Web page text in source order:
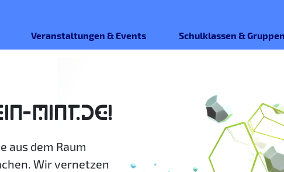
Veranstaltungen & Events Schulklassen & Gruppen
MINT.DE!
aus dem Raum
Wir vernetzen